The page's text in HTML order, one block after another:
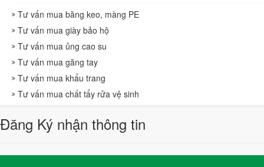
Tư vấn mua băng keo, màng PE
Tư vấn mua giày bảo hộ
Tư vấn mua ủng cao su
Tư vấn mua găng tay
Tư vấn mua khẩu trang
Tư vấn mua chất tẩy rửa vệ sinh
Đăng Ký nhận thông tin